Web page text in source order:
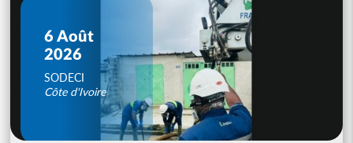
6 Août
2026
SODECI
Côte d'Ivoire